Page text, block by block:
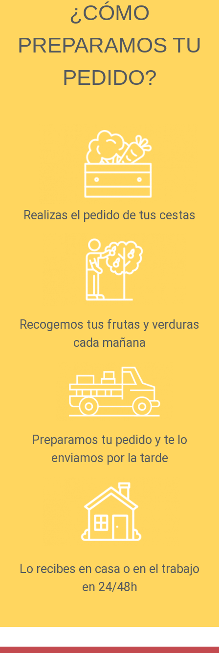
¿CÓMO
PREPARAMOS TU
PEDIDO?
Realizas el pedido de tus cestas
Recogemos tus frutas y verduras
cada mañana
Preparamos tu pedido y te lo
enviamos por la tarde
Lo recibes en casa o en el trabajo
en 24/48h